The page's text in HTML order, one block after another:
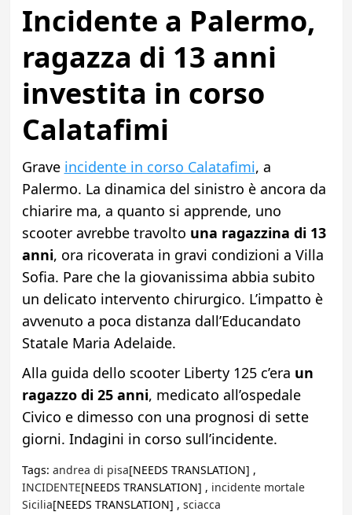
Incidente a Palermo,
ragazza di 13 anni
investita in corso
Calatafimi
Grave incidente in corso Calatafimi, a
Palermo. La dinamica del sinistro è ancora da
chiarire ma, a quanto si apprende, uno
scooter avrebbe travolto una ragazzina di 13
anni, ora ricoverata in gravi condizioni a Villa
Sofia. Pare che la giovanissima abbia subito
un delicato intervento chirurgico. L’impatto è
avvenuto a poca distanza dall’Educandato
Statale Maria Adelaide.
Alla guida dello scooter Liberty 125 c’era un
ragazzo di 25 anni, medicato all’ospedale
Civico e dimesso con una prognosi di sette
giorni. Indagini in corso sull’incidente.
Tags: andrea di pisa[NEEDS TRANSLATION] ,
INCIDENTE[NEEDS TRANSLATION] , incidente mortale
Sicilia[NEEDS TRANSLATION] , sciacca